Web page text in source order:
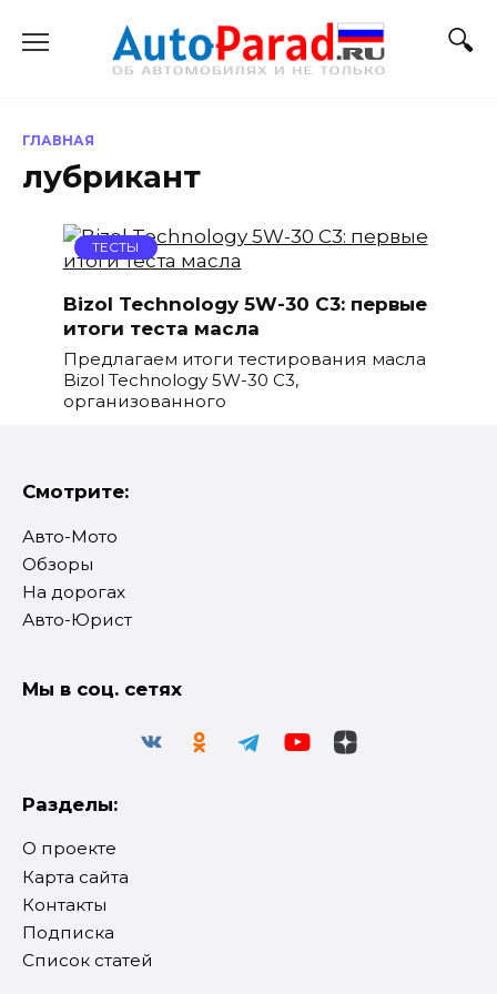
содержанию
ГЛАВНАЯ
лубрикант
ТЕСТЫ
Bizol Technology 5W-30 C3: первые
итоги теста масла
Предлагаем итоги тестирования масла
Bizol Technology 5W-30 C3,
организованного
Смотрите:
Авто-Мото
Обзоры
На дорогах
Авто-Юрист
Мы в соц. сетях
Разделы:
О проекте
Карта сайта
Контакты
Подписка
Список статей